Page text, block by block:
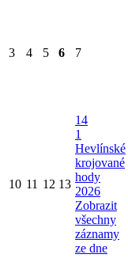
3 4 5 6 7
10 11 12 13
14
1
Hevlínské
krojované
hody
2026
Zobrazit
všechny
záznamy
ze dne